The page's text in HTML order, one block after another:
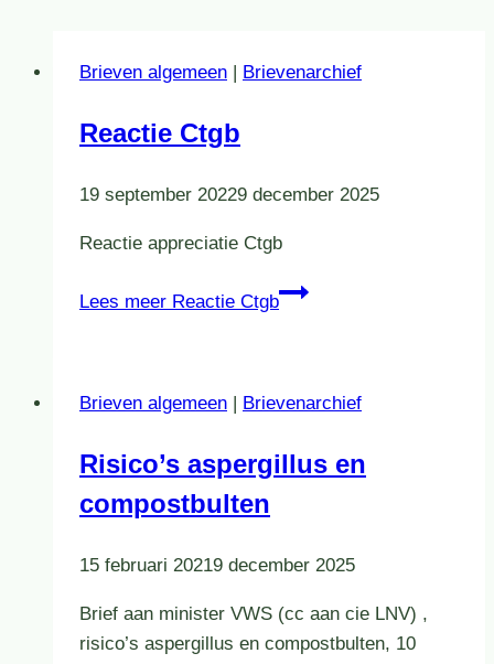
Brieven algemeen | Brievenarchief
Reactie Ctgb
19 september 20229 december 2025
Reactie appreciatie Ctgb
Lees meer Reactie Ctgb
Brieven algemeen | Brievenarchief
Risico’s aspergillus en
compostbulten
15 februari 20219 december 2025
Brief aan minister VWS (cc aan cie LNV) ,
risico’s aspergillus en compostbulten, 10